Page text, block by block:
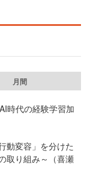
月間
時代の経験学習加
動変容」を分けた
取り組み～（喜瀬